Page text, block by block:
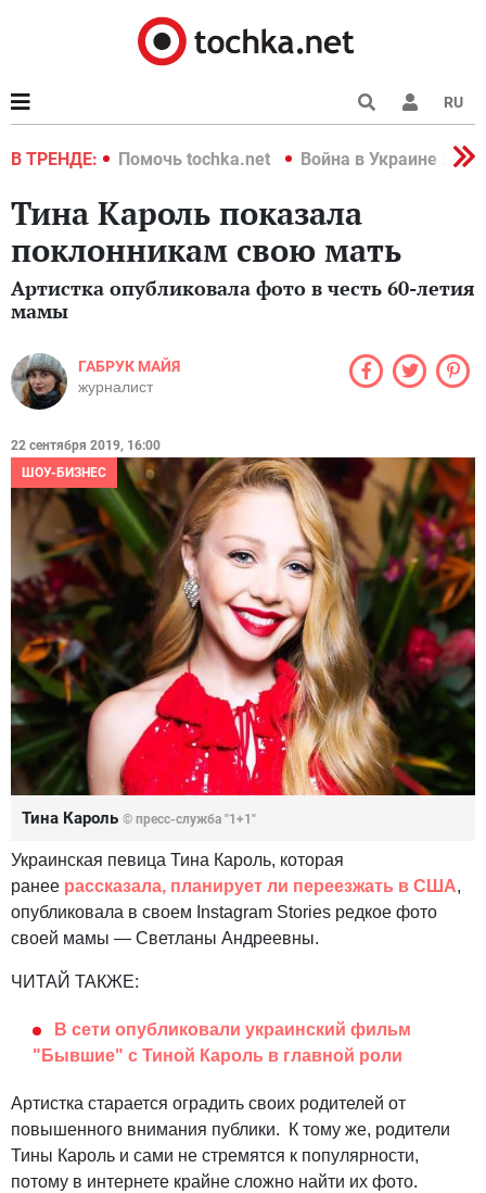
RU
В ТРЕНДЕ:
2022 Помочь tochka.net Война в Украине 2022
Тина Кароль показала
поклонникам свою мать
Артистка опубликовала фото в честь 60-летия
мамы
ГАБРУК МАЙЯ
журналист
22 сентября 2019, 16:00
ШОУ-БИЗНЕС
Тина Кароль © пресс-служба "1+1"
Украинская певица Тина Кароль, которая
ранее рассказала, планирует ли переезжать в США,
опубликовала в своем Instagram Stories редкое фото
своей мамы — Светланы Андреевны.
ЧИТАЙ ТАКЖЕ:
В сети опубликовали украинский фильм
"Бывшие" с Тиной Кароль в главной роли
Артистка старается оградить своих родителей от
повышенного внимания публики. К тому же, родители
Тины Кароль и сами не стремятся к популярности,
потому в интернете крайне сложно найти их фото.